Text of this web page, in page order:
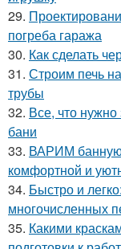
29.
погреба гаража
30. Как сделать
31. Строим печь
трубы
32. Все, что нужно
бани
33. ВАРИМ банную
комфортной и
34. Быстро и
многочисленных
35. Какими